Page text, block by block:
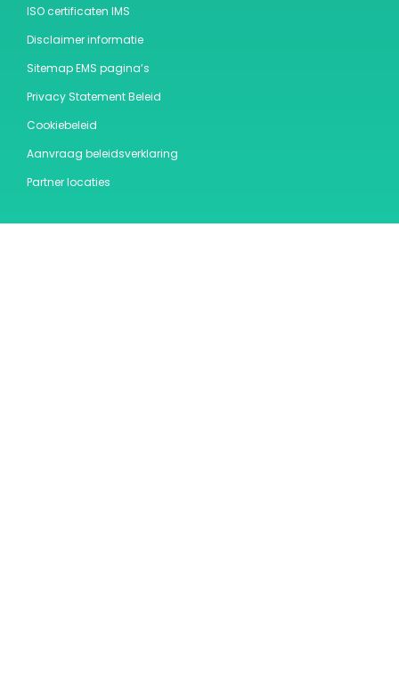
ISO certificaten IMS
Disclaimer informatie
Sitemap EMS pagina’s
Privacy Statement Beleid
Cookiebeleid
Aanvraag beleidsverklaring
Partner locaties